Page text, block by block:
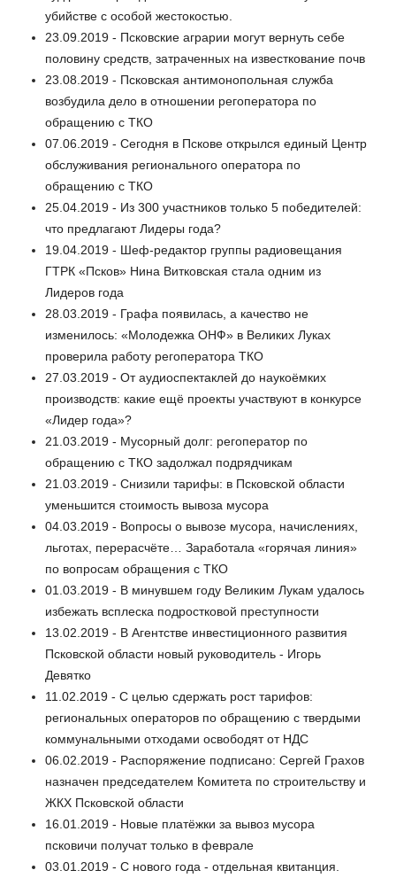
убийстве с особой жестокостью.
23.09.2019 - Псковские аграрии могут вернуть себе
половину средств, затраченных на известкование почв
23.08.2019 - Псковская антимонопольная служба
возбудила дело в отношении регоператора по
обращению с ТКО
07.06.2019 - Сегодня в Пскове открылся единый Центр
обслуживания регионального оператора по
обращению с ТКО
25.04.2019 - Из 300 участников только 5 победителей:
что предлагают Лидеры года?
19.04.2019 - Шеф-редактор группы радиовещания
ГТРК «Псков» Нина Витковская стала одним из
Лидеров года
28.03.2019 - Графа появилась, а качество не
изменилось: «Молодежка ОНФ» в Великих Луках
проверила работу регоператора ТКО
27.03.2019 - От аудиоспектаклей до наукоёмких
производств: какие ещё проекты участвуют в конкурсе
«Лидер года»?
21.03.2019 - Мусорный долг: регоператор по
обращению с ТКО задолжал подрядчикам
21.03.2019 - Снизили тарифы: в Псковской области
уменьшится стоимость вывоза мусора
04.03.2019 - Вопросы о вывозе мусора, начислениях,
льготах, перерасчёте… Заработала «горячая линия»
по вопросам обращения с ТКО
01.03.2019 - В минувшем году Великим Лукам удалось
избежать всплеска подростковой преступности
13.02.2019 - В Агентстве инвестиционного развития
Псковской области новый руководитель - Игорь
Девятко
11.02.2019 - С целью сдержать рост тарифов:
региональных операторов по обращению с твердыми
коммунальными отходами освободят от НДС
06.02.2019 - Распоряжение подписано: Сергей Грахов
назначен председателем Комитета по строительству и
ЖКХ Псковской области
16.01.2019 - Новые платёжки за вывоз мусора
псковичи получат только в феврале
03.01.2019 - С нового года - отдельная квитанция.